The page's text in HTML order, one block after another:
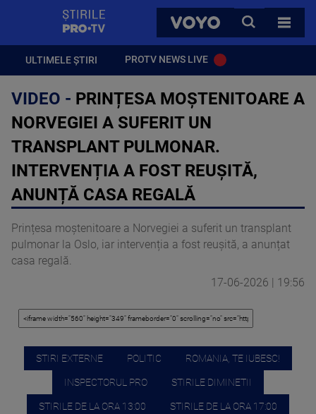
VOYO
CAUTA
TOATE
ULTIMELE ȘTIRI PROTV NEWS LIVE
VIDEO - PRINȚESA MOȘTENITOARE A
NORVEGIEI A SUFERIT UN
TRANSPLANT PULMONAR.
INTERVENȚIA A FOST REUȘITĂ,
ANUNȚĂ CASA REGALĂ
Prințesa moștenitoare a Norvegiei a suferit un transplant
pulmonar la Oslo, iar intervenția a fost reușită, a anunțat
casa regală.
17-06-2026 | 19:56
STIRI EXTERNE POLITIC ROMANIA, TE IUBESC!
INSPECTORUL PRO STIRILE DIMINETII
STIRILE DE LA ORA 13:00 STIRILE DE LA ORA 17:00